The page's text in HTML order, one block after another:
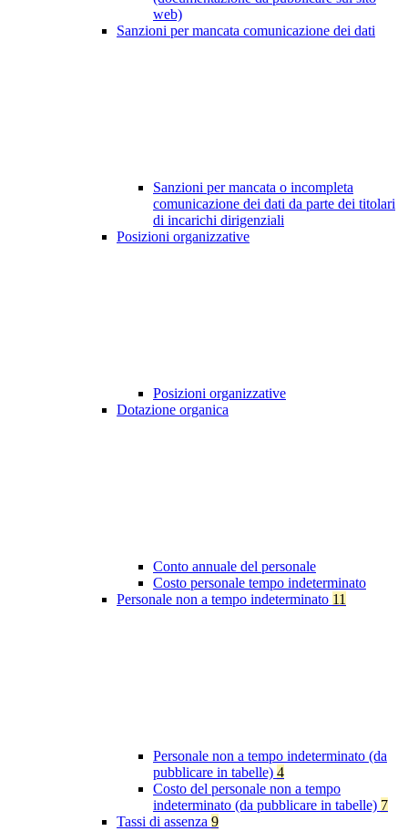
web)
Sanzioni per mancata comunicazione dei dati
Sanzioni per mancata o incompleta
comunicazione dei dati da parte dei titolari
di incarichi dirigenziali
Posizioni organizzative
Posizioni organizzative
Dotazione organica
Conto annuale del personale
Costo personale tempo indeterminato
Personale non a tempo indeterminato 11
Personale non a tempo indeterminato (da
pubblicare in tabelle) 4
Costo del personale non a tempo
indeterminato (da pubblicare in tabelle) 7
Tassi di assenza 9